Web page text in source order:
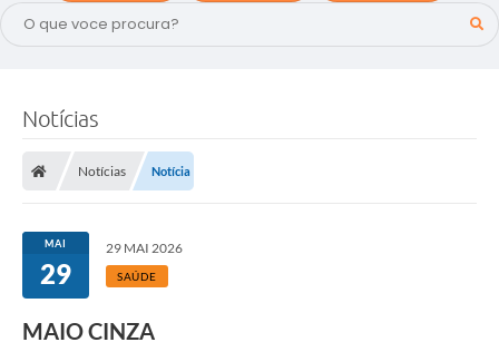
Notícias
Notícias Notícia
MAI
29
29 MAI 2026
SAÚDE
MAIO CINZA